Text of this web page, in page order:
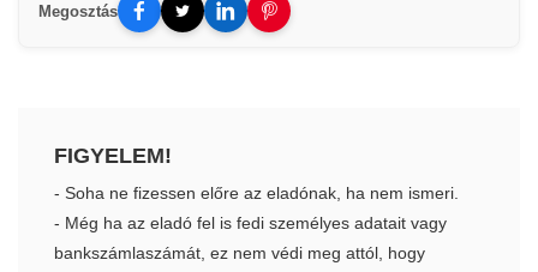
Megosztás
FIGYELEM!
- Soha ne fizessen előre az eladónak, ha nem ismeri.
- Még ha az eladó fel is fedi személyes adatait vagy
bankszámlaszámát, ez nem védi meg attól, hogy